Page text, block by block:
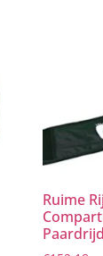
Ruime